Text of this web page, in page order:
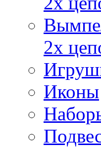
2х
Иконы